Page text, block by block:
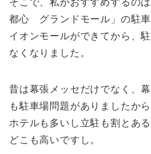
都心 グランドモール」 の駐
イオンモールができてから、
なくなりました。
昔は幕張メッセだけでなく、
も駐車場問題がありましたから
ホテルも多いし立駐も割とあ
どこも高いですし。